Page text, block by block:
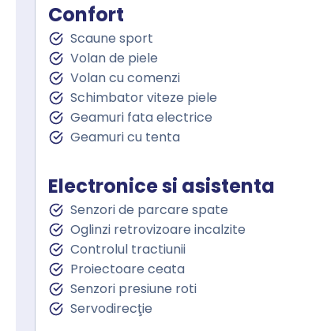
Confort
Scaune sport
Volan de piele
Volan cu comenzi
Schimbator viteze piele
Geamuri fata electrice
Geamuri cu tenta
Electronice si asistenta
Senzori de parcare spate
Oglinzi retrovizoare incalzite
Controlul tractiunii
Proiectoare ceata
Senzori presiune roti
Servodirecţie